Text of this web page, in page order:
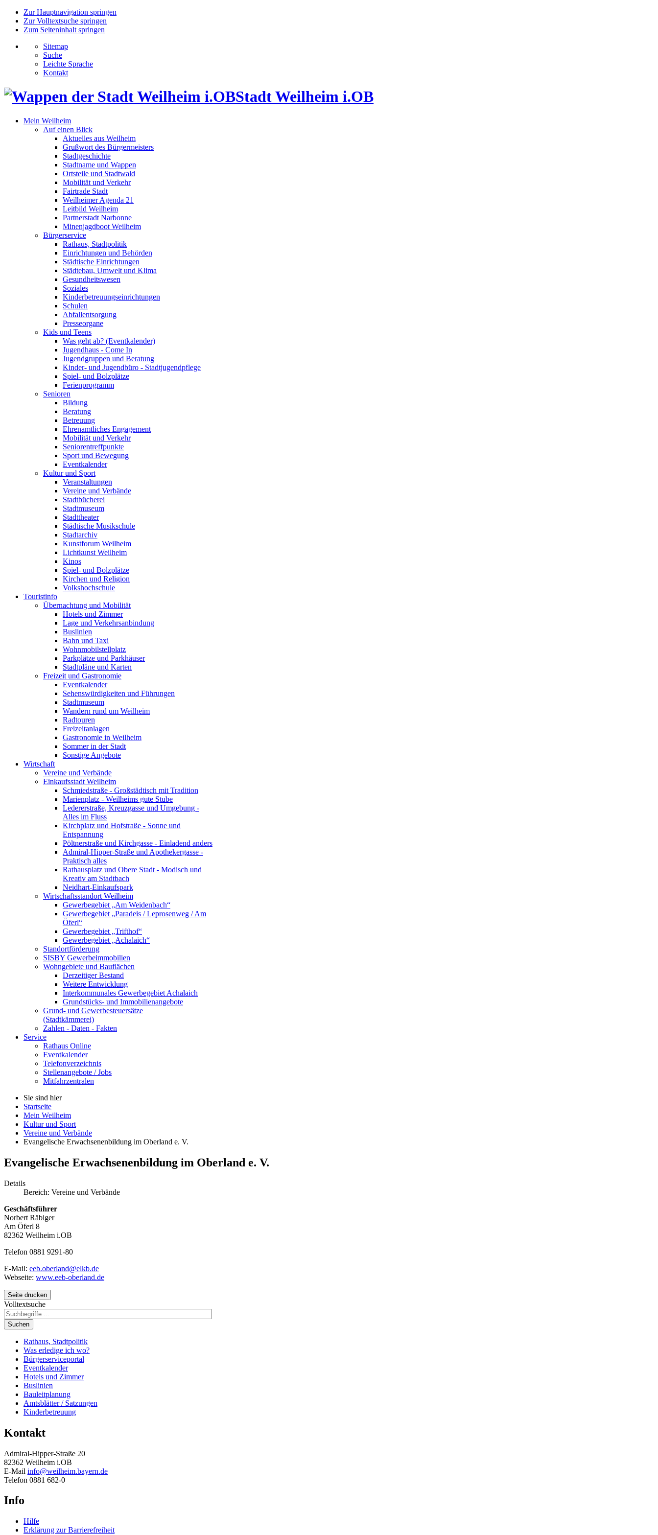
Zur Hauptnavigation springen
Zur Volltextsuche springen
Zum Seiteninhalt springen
Sitemap
Suche
Leichte Sprache
Kontakt
Stadt Weilheim i.OB
Mein Weilheim
Auf einen Blick
Aktuelles aus Weilheim
Grußwort des Bürgermeisters
Stadtgeschichte
Stadtname und Wappen
Ortsteile und Stadtwald
Mobilität und Verkehr
Fairtrade Stadt
Weilheimer Agenda 21
Leitbild Weilheim
Partnerstadt Narbonne
Minenjagdboot Weilheim
Bürgerservice
Rathaus, Stadtpolitik
Einrichtungen und Behörden
Städtische Einrichtungen
Städtebau, Umwelt und Klima
Gesundheitswesen
Soziales
Kinderbetreuungseinrichtungen
Schulen
Abfallentsorgung
Presseorgane
Kids und Teens
Was geht ab? (Eventkalender)
Jugendhaus - Come In
Jugendgruppen und Beratung
Kinder- und Jugendbüro - Stadtjugendpflege
Spiel- und Bolzplätze
Ferienprogramm
Senioren
Bildung
Beratung
Betreuung
Ehrenamtliches Engagement
Mobilität und Verkehr
Seniorentreffpunkte
Sport und Bewegung
Eventkalender
Kultur und Sport
Veranstaltungen
Vereine und Verbände
Stadtbücherei
Stadtmuseum
Stadttheater
Städtische Musikschule
Stadtarchiv
Kunstforum Weilheim
Lichtkunst Weilheim
Kinos
Spiel- und Bolzplätze
Kirchen und Religion
Volkshochschule
Touristinfo
Übernachtung und Mobilität
Hotels und Zimmer
Lage und Verkehrsanbindung
Buslinien
Bahn und Taxi
Wohnmobilstellplatz
Parkplätze und Parkhäuser
Stadtpläne und Karten
Freizeit und Gastronomie
Eventkalender
Sehenswürdigkeiten und Führungen
Stadtmuseum
Wandern rund um Weilheim
Radtouren
Freizeitanlagen
Gastronomie in Weilheim
Sommer in der Stadt
Sonstige Angebote
Wirtschaft
Vereine und Verbände
Einkaufsstadt Weilheim
Schmiedstraße - Großstädtisch mit Tradition
Marienplatz - Weilheims gute Stube
Ledererstraße, Kreuzgasse und Umgebung -
Alles im Fluss
Kirchplatz und Hofstraße - Sonne und
Entspannung
Pöltnerstraße und Kirchgasse - Einladend anders
Admiral-Hipper-Straße und Apothekergasse -
Praktisch alles
Rathausplatz und Obere Stadt - Modisch und
Kreativ am Stadtbach
Neidhart-Einkaufspark
Wirtschaftsstandort Weilheim
Gewerbegebiet „Am Weidenbach“
Gewerbegebiet „Paradeis / Leprosenweg / Am
Öferl“
Gewerbegebiet „Trifthof“
Gewerbegebiet „Achalaich“
Standortförderung
SISBY Gewerbeimmobilien
Wohngebiete und Bauflächen
Derzeitiger Bestand
Weitere Entwicklung
Interkommunales Gewerbegebiet Achalaich
Grundstücks- und Immobilienangebote
Grund- und Gewerbesteuersätze
(Stadtkämmerei)
Zahlen - Daten - Fakten
Service
Rathaus Online
Eventkalender
Telefonverzeichnis
Stellenangebote / Jobs
Mitfahrzentralen
Sie sind hier
Startseite
Mein Weilheim
Kultur und Sport
Vereine und Verbände
Evangelische Erwachsenenbildung im Oberland e. V.
Evangelische Erwachsenenbildung im Oberland e. V.
Details
Bereich: Vereine und Verbände
Geschäftsführer
Norbert Räbiger
Am Öferl 8
82362 Weilheim i.OB
Telefon 0881 9291-80
E-Mail: eeb.oberland@elkb.de
Webseite: www.eeb-oberland.de
Seite drucken
Volltextsuche
Suchen
Rathaus, Stadtpolitik
Was erledige ich wo?
Bürgerserviceportal
Eventkalender
Hotels und Zimmer
Buslinien
Bauleitplanung
Amtsblätter / Satzungen
Kinderbetreuung
Kontakt
Admiral-Hipper-Straße 20
82362 Weilheim i.OB
E-Mail info@weilheim.bayern.de
Telefon 0881 682-0
Info
Hilfe
Erklärung zur Barrierefreiheit